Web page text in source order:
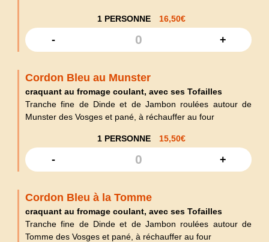
1 PERSONNE 16,50€
- +
Cordon Bleu au Munster
craquant au fromage coulant, avec ses Tofailles
Tranche fine de Dinde et de Jambon roulées autour de
Munster des Vosges et pané, à réchauffer au four
1 PERSONNE 15,50€
- +
Cordon Bleu à la Tomme
craquant au fromage coulant, avec ses Tofailles
Tranche fine de Dinde et de Jambon roulées autour de
Tomme des Vosges et pané, à réchauffer au four